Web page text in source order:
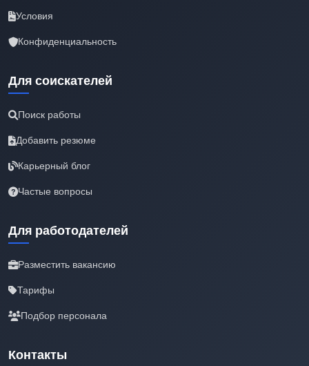
Условия
Конфиденциальность
Для соискателей
Поиск работы
Добавить резюме
Карьерный блог
Частые вопросы
Для работодателей
Разместить вакансию
Тарифы
Подбор персонала
Контакты